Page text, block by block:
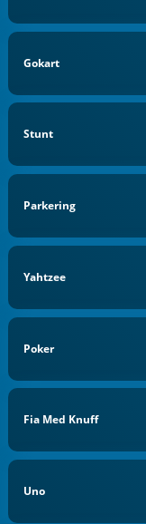
Gokart
Stunt
Parkering
Yahtzee
Poker
Fia Med Knuff
Uno